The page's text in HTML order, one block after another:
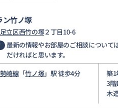
ン竹ノ塚
足立区西竹の塚２丁目10-6
最新の情報やお部屋のご相談について
だければと思います。
崎線「竹ノ塚」駅 徒歩4分
築1
3階
木